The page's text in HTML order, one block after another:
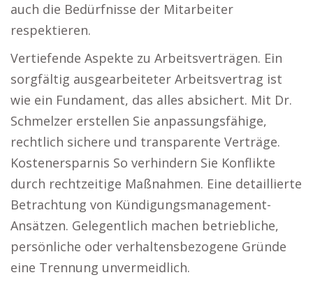
auch die Bedürfnisse der Mitarbeiter
respektieren.
Vertiefende Aspekte zu Arbeitsverträgen. Ein
sorgfältig ausgearbeiteter Arbeitsvertrag ist
wie ein Fundament, das alles absichert. Mit Dr.
Schmelzer erstellen Sie anpassungsfähige,
rechtlich sichere und transparente Verträge.
Kostenersparnis So verhindern Sie Konflikte
durch rechtzeitige Maßnahmen. Eine detaillierte
Betrachtung von Kündigungsmanagement-
Ansätzen. Gelegentlich machen betriebliche,
persönliche oder verhaltensbezogene Gründe
eine Trennung unvermeidlich.